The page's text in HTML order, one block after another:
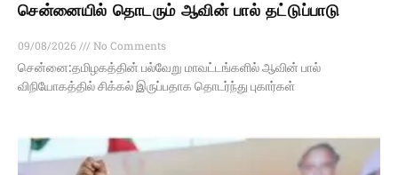
சென்னையில் தொடரும் ஆவின் பால் தட்டுப்பாடு
09/08/2026
No Comments
சென்னை:தமிழகத்தின் பல்வேறு மாவட்டங்களில் ஆவின் பால்
விநியோகத்தில் சிக்கல் இருப்பதாக தொடர்ந்து புகார்கள்